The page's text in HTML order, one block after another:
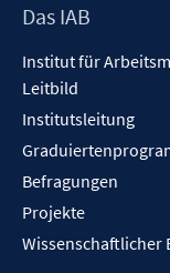
Footer
Das IAB
Institut für
Leitbild
Institutsleitung
Befragungen
Projekte
Wissenschaftlicher